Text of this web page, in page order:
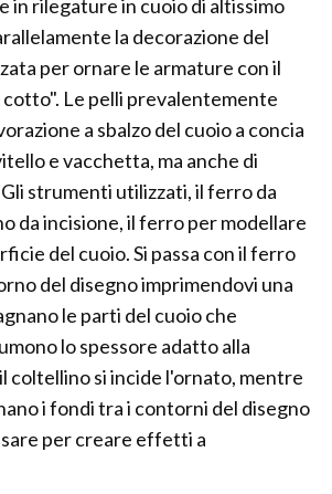
in rilegature in cuoio di altissimo
la decorazione del
per ornare le armature con il
Le pelli prevalentemente
a sbalzo del cuoio a concia
e vacchetta, ma anche di
strumenti utilizzati, il ferro da
da incisione, il ferro per modellare
del cuoio. Si passa con il ferro
del disegno imprimendovi una
le parti del cuoio che
lo spessore adatto alla
coltellino si incide l'ornato, mentre
i fondi tra i contorni del disegno
per creare effetti a